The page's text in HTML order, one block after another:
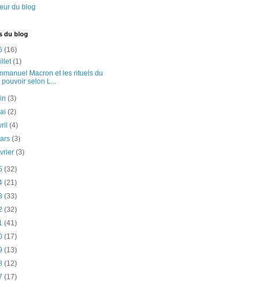
du blog
du blog
(16)
(1)
Macron et les rituels du
pouvoir selon L...
(3)
(2)
(4)
(3)
(3)
(32)
(21)
(33)
(32)
(41)
(17)
(13)
(12)
(17)